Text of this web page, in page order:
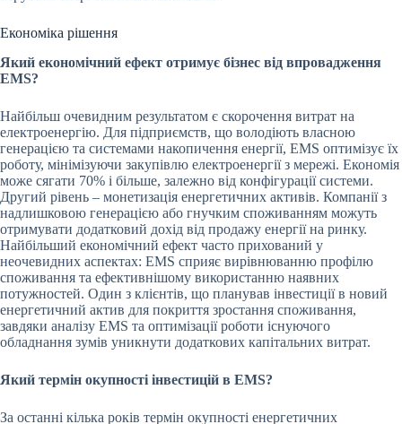
Економіка рішення
Який економічний ефект отримує бізнес від впровадження
EMS?
Найбільш очевидним результатом є скорочення витрат на
електроенергію. Для підприємств, що володіють власною
генерацією та системами накопичення енергії, EMS оптимізує їх
роботу, мінімізуючи закупівлю електроенергії з мережі. Економія
може сягати 70% і більше, залежно від конфігурації системи.
Другий рівень – монетизація енергетичних активів. Компанії з
надлишковою генерацією або гнучким споживанням можуть
отримувати додатковий дохід від продажу енергії на ринку.
Найбільший економічний ефект часто прихований у
неочевидних аспектах: EMS сприяє вирівнюванню профілю
споживання та ефективнішому використанню наявних
потужностей. Один з клієнтів, що планував інвестиції в новий
енергетичний актив для покриття зростання споживання,
завдяки аналізу EMS та оптимізації роботи існуючого
обладнання зумів уникнути додаткових капітальних витрат.
Який термін окупності інвестицій в EMS?
За останні кілька років термін окупності енергетичних